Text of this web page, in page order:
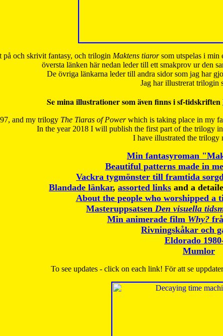
på och skrivit fantasy, och trilogin Maktens tiarorsom utspelas i min
översta länken här nedan leder till ett smakprov ur den
De övriga länkarna leder till andra sidor som jag har
Jag har illustrerat trilogin
Se mina illustrationer som även finns i sf-tidskriften
and my trilogy The Tiaras of Powerwhich is taking place in my
In the year 2018 I will publish the first part of the trilogy
I have illustrated the trilogy
Min fantasyroman
Beautiful patterns made in
Vackra tygmönster till framtida
Blandade länkar, assorted links and a
About the people who worshipped a
Masteruppsatsen Den visuella
Min animerade film Why?
Rivningskåkar och
Eldorado
Mumlor
To see updates - click on each link! För att se